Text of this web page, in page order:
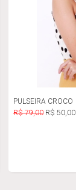
PULSEIRA CROCO
R$ 79,00R$ 50,00